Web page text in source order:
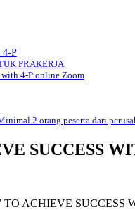
P
PRAKERJA
4-P online Zoom
2 orang peserta dari
SUCCESS
ACHIEVE SUCCESS